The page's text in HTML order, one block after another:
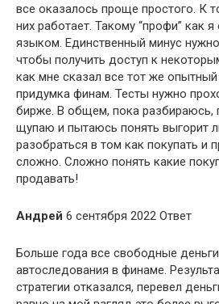
все оказалось проще простого. К
них работает. Такому “профи” как
языком. Единственный минус
чтобы получить доступ к
как мне сказал все тот же опытный
придумка финам. Тесты нужно
бирже. В общем, пока разбираюсь,
щупаю и пытаюсь понять выгорит
разобраться в том как покупать и
сложно. Сложно понять какие
продавать!
Андрей 6 сентября 2022 Ответ
Больше года все свободные деньги
автоследования в финаме.
стратегии отказался, перевел